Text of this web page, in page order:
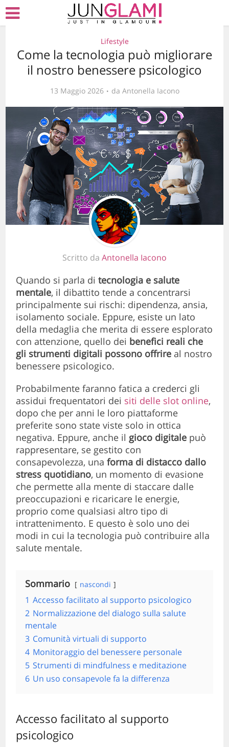
Lifestyle
Come la tecnologia può migliorare
il nostro benessere psicologico
13 Maggio 2026 da Antonella Iacono
Scritto da Antonella Iacono
Quando si parla ditecnologia e salute
mentale, il dibattito tende a concentrarsi
principalmente sui rischi: dipendenza, ansia,
isolamento sociale. Eppure, esiste un lato
della medaglia che merita di essere esplorato
con attenzione, quello dei benefici reali che
gli strumenti digitali possono offrire al nostro
benessere psicologico.
Probabilmente faranno fatica a crederci gli
assidui frequentatori dei siti delle slot online,
dopo che per anni le loro piattaforme
preferite sono state viste solo in ottica
negativa. Eppure, anche il gioco digitale può
rappresentare, se gestito con
consapevolezza, unaforma di distacco dallo
stress quotidiano, un momento di evasione
che permette alla mente di staccare dalle
preoccupazioni e ricaricare le energie,
proprio come qualsiasi altro tipo di
intrattenimento. E questo è solo uno dei
modi in cui la tecnologia può contribuire alla
salute mentale.
Sommario nascondi
1 Accesso facilitato al supporto psicologico
2 Normalizzazione del dialogo sulla salute
mentale
3 Comunità virtuali di supporto
4 Monitoraggio del benessere personale
5 Strumenti di mindfulness e meditazione
6 Un uso consapevole fa la differenza
Accesso facilitato al supporto
psicologico